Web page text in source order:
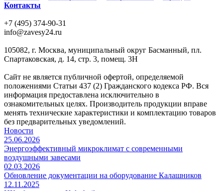
Контакты
+7 (495) 374-90-31
info@zavesy24.ru
105082, г. Москва, муниципальный округ Басманный, пл.
Спартаковская, д. 14, стр. 3, помещ. 3Н
Сайт не является публичной офертой, определяемой
положениями Статьи 437 (2) Гражданского кодекса РФ. Вся
информация предоставлена исключительно в
ознакомительных целях. Производитель продукции вправе
менять технические характеристики и комплектацию товаров
без предварительных уведомлений.
Новости
25.06.2026
Энергоэффективный микроклимат с современными
воздушными завесами
02.03.2026
Обновление документации на оборудование Калашников
12.11.2025